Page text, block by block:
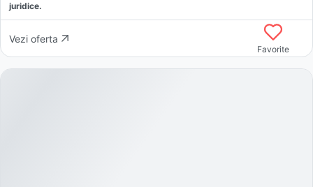
juridice.
Vezi oferta
Favorite